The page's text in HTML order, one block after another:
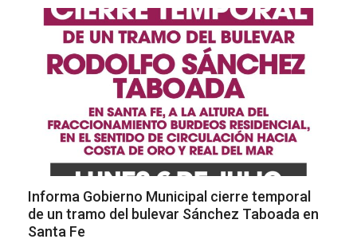
Informa Gobierno Municipal cierre temporal
de un tramo del bulevar Sánchez Taboada en
Santa Fe